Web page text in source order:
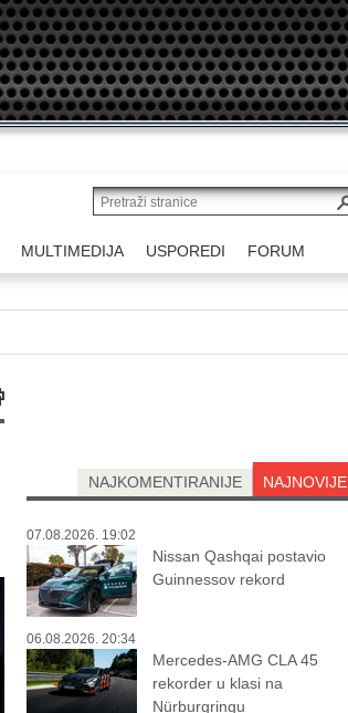
MULTIMEDIJA USPOREDI FORUM
NAJNOVIJE
NAJKOMENTIRANIJE
07.08.2026. 19:02
Nissan Qashqai postavio
Guinnessov rekord
06.08.2026. 20:34
Mercedes-AMG CLA 45
rekorder u klasi na
Nürburgringu